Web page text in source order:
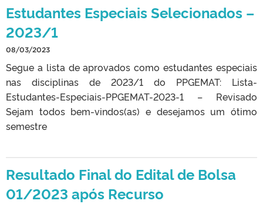
Estudantes Especiais Selecionados –
2023/1
08/03/2023
Segue a lista de aprovados como estudantes especiais
nas disciplinas de 2023/1 do PPGEMAT: Lista-
Estudantes-Especiais-PPGEMAT-2023-1 – Revisado
Sejam todos bem-vindos(as) e desejamos um ótimo
semestre
Resultado Final do Edital de Bolsa
01/2023 após Recurso